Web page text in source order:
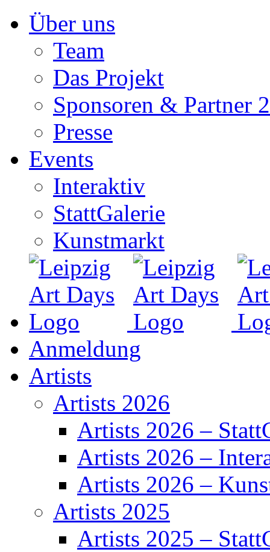
Inhalt
springenÜber uns
Team
Das Projekt
Sponsoren & Partner
Presse
Events
Interaktiv
StattGalerie
Kunstmarkt
Anmeldung
Artists
Artists 2026
Artists 2026 –
Artists 2026 –
Artists 2026 –
Artists 2025
Artists 2025 –